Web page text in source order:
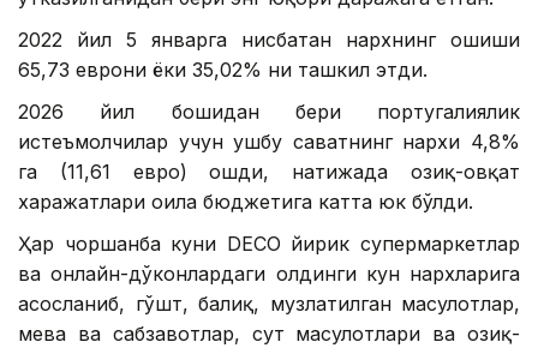
2022 йил 5 январга нисбатан нархнинг ошиши
65,73 еврони ёки 35,02% ни ташкил этди.
2026 йил бошидан бери португалиялик
истеъмолчилар учун ушбу саватнинг нархи 4,8%
га (11,61 евро) ошди, натижада озиқ-овқат
харажатлари оила бюджетига катта юк бўлди.
Ҳар чоршанба куни DECO йирик супермаркетлар
ва онлайн-дўконлардаги олдинги кун нархларига
асосланиб, гўшт, балиқ, музлатилган маҳсулотлар,
мева ва сабзавотлар, сут маҳсулотлари ва озиқ-